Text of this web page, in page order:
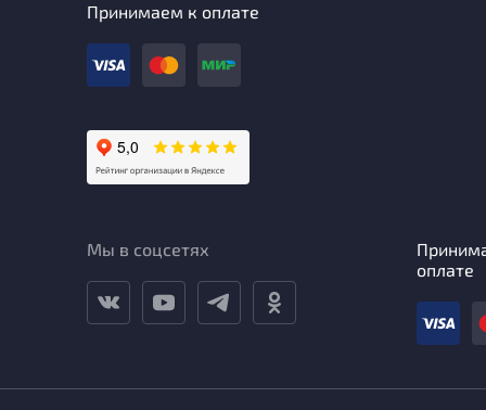
Принимаем к оплате
Мы в соцсетях
оплате